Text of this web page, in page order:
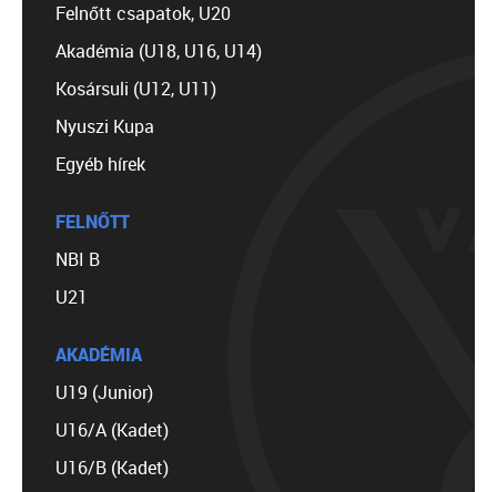
Felnőtt csapatok, U20
Akadémia (U18, U16, U14)
Kosársuli (U12, U11)
Nyuszi Kupa
Egyéb hírek
FELNŐTT
NBI B
U21
AKADÉMIA
U19 (Junior)
U16/A (Kadet)
U16/B (Kadet)